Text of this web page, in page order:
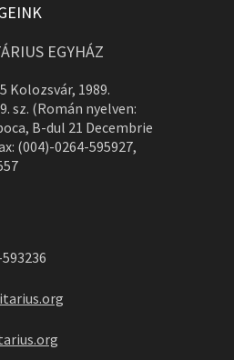
EGYHÁZ
Kolozsvár, 1989.
sz. (Román nyelven:
B-dul 21 Decembrie
(004)-0264-595927,